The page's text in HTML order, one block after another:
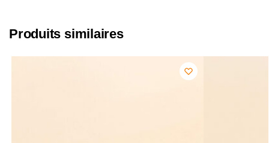
Produits similaires